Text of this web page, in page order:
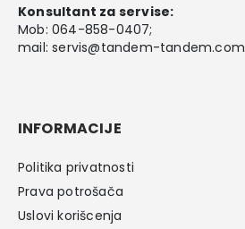
Konsultant za servise:
Mob: 064-858-0407;
mail:servis@tandem-tandem.com
INFORMACIJE
Politika privatnosti
Prava potrošača
Uslovi korišcenja